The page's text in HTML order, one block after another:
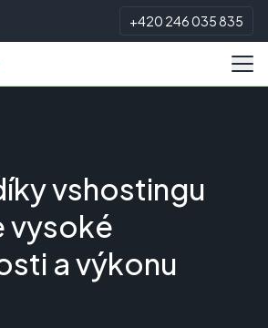
+420 246 035 835
vshostingu
vysoké
a výkonu